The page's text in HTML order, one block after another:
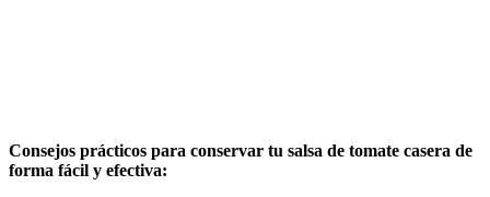
Consejos prácticos para conservar tu salsa de tomate casera de
forma fácil y efectiva: